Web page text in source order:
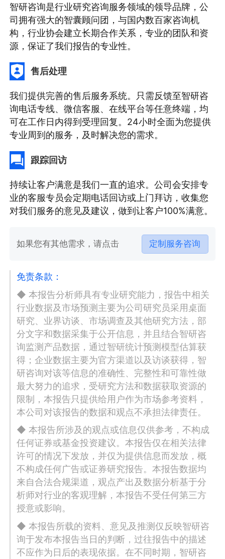
智研咨询是行业研究咨询服务领域的领导品牌，公
司拥有强大的智囊顾问团，与国内数百家咨询机
构，行业协会建立长期合作关系，专业的团队和资
源，保证了我们报告的专业性。
售后处理
我们提供完善的售后服务系统。只需反馈至智研咨
询电话专线、微信客服、在线平台等任意终端，均
可在工作日内得到受理回复。24小时全面为您提供
专业周到的服务，及时解决您的需求。
跟踪回访
持续让客户满意是我们一直的追求。公司会安排专
业的客服专员会定期电话回访或上门拜访，收集您
对我们服务的意见及建议，做到让客户100%满意。
如果您有其他需求，请点击 定制服务咨询
免责条款：
◆ 本报告分析师具有专业研究能力，报告中相关
行业数据及市场预测主要为公司研究员采用桌面
研究、业界访谈、市场调查及其他研究方法，部
分文字和数据采集于公开信息，并且结合智研咨
询监测产品数据，通过智研统计预测模型估算获
得；企业数据主要为官方渠道以及访谈获得，智
研咨询对该等信息的准确性、完整性和可靠性做
最大努力的追求，受研究方法和数据获取资源的
限制，本报告只提供给用户作为市场参考资料，
本公司对该报告的数据和观点不承担法律责任。
◆ 本报告所涉及的观点或信息仅供参考，不构成
任何证券或基金投资建议。本报告仅在相关法律
许可的情况下发放，并仅为提供信息而发放，概
不构成任何广告或证券研究报告。本报告数据均
来自合法合规渠道，观点产出及数据分析基于分
析师对行业的客观理解，本报告不受任何第三方
授意或影响。
◆ 本报告所载的资料、意见及推测仅反映智研咨
询于发布本报告当日的判断，过往报告中的描述
不应作为日后的表现依据。在不同时期，智研咨